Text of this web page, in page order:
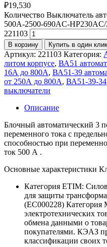
₽19,530
Количество Выключатель
500А-2500-690AC-
221103
В корзину Купить в один клик
Артикул: 221103 Категория:
литом корпусе, ВА51
16А до 800А, ВА51-39
от 250А до 800А, ВА51-39-34
выключатели
Описание
Блочный автоматический 3
переменного тока с
способностью при
ток 500 А .
Основные характеристики
Категория ETIM:
для защиты
(EC000228) Категория
электротехнических
обмена данными о
покупателями. КЭАЗ
классификации своих